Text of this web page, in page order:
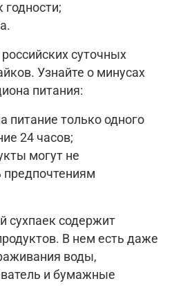
годности;
суточных
Узнайте о минусах
питания:
питание только одного
24 часов;
могут не
предпочтениям
сухпаек содержит
В нем есть даже
воды,
и бумажные